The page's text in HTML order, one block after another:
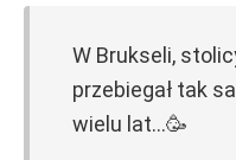
W Brukseli,
przebiegał tak
wielu lat…🥳